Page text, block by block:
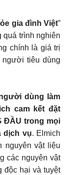
gia đình Việt”
quá trình nghiên
chính là giá trị
tiêu dùng
dùng làm
cam kết đặt
ĐẦU trong mọi
dịch vụ. Elmich
nguyên vật liệu
các nguyên vật
độc hại và tuyệt